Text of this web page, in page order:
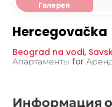
Галерея
Hercegovačka
Beograd na vodi,
Апартаменты for
Информация